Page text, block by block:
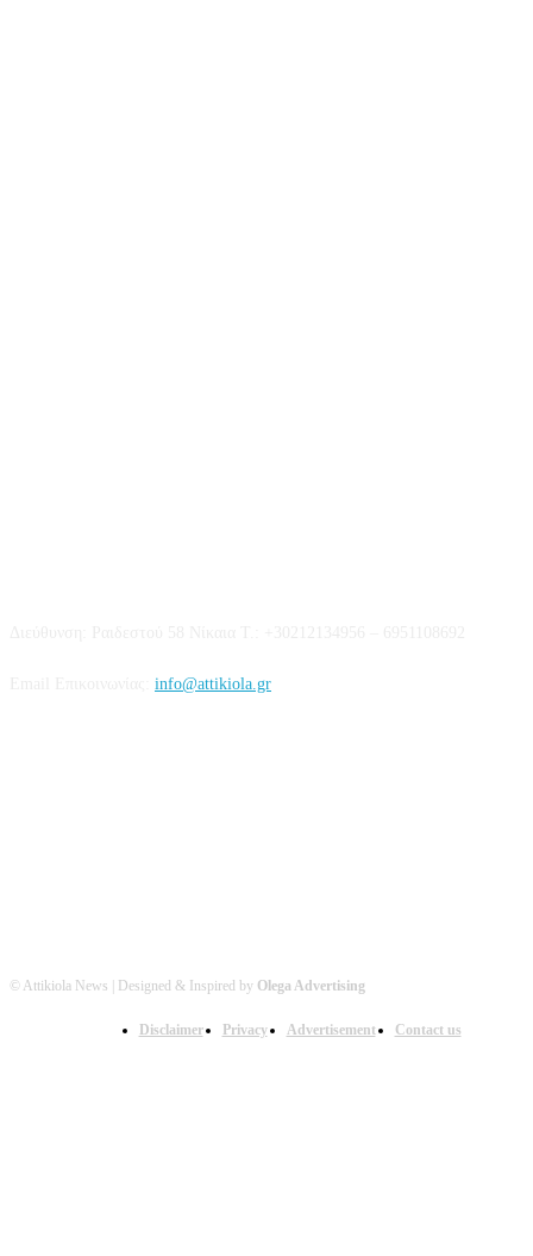
info@attikiola.gr
© Attikiola News | Designed & Inspired by Olega Advertising
Disclaimer Privacy Advertisement Contact us